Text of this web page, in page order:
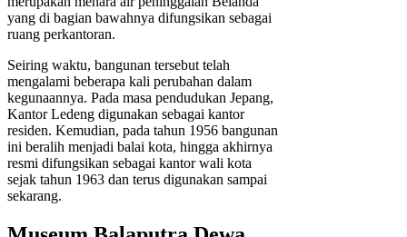
yang di bagian bawahnya difungsikan sebagai
ruang perkantoran.
Seiring waktu, bangunan tersebut telah
mengalami beberapa kali perubahan dalam
kegunaannya. Pada masa pendudukan Jepang,
Kantor Ledeng digunakan sebagai kantor
residen. Kemudian, pada tahun 1956 bangunan
ini beralih menjadi balai kota, hingga akhirnya
resmi difungsikan sebagai kantor wali kota
sejak tahun 1963 dan terus digunakan sampai
sekarang.